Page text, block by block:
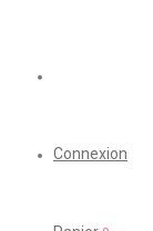
Connexion